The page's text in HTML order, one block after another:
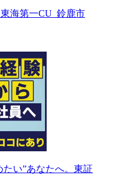
海第一CU_鈴鹿市
い”あなたへ。東証